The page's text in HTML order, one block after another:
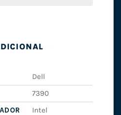
Dell
7390
Intel